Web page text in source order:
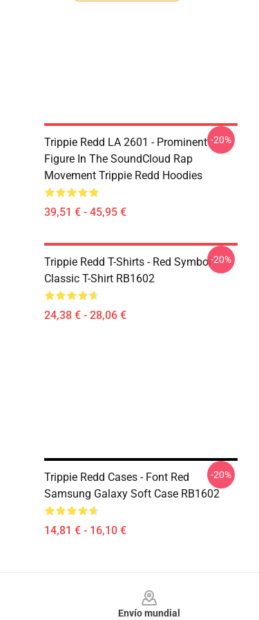
Trippie Redd LA 2601 - Prominent
Figure In The SoundCloud Rap
Movement Trippie Redd Hoodies
39,51 € - 45,95 €
-20%
Trippie Redd T-Shirts - Red Symbol
Classic T-Shirt RB1602
24,38 € - 28,06 €
-20%
Trippie Redd Cases - Font Red
Samsung Galaxy Soft Case RB1602
14,81 € - 16,10 €
-20%
Envío mundial